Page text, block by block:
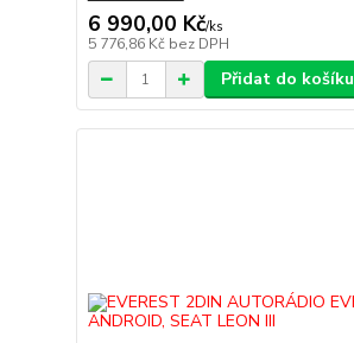
6 990,00 Kč/ks
5 776,86 Kč bez DPH
Přidat do košíku